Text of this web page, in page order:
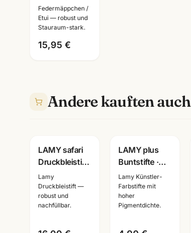
Cord · robust
& geräumig ·
Federmäppchen
für Schule
Federmäppchen /
Etui — robust und
Stauraum-stark.
15,95 €
Andere kauften auch
Gravur
LAMY safari
Druckbleistift ·
alle Farben +
Sondereditionen
· robust
nachfuellbar
Lamy
Druckbleistift —
robust und
nachfüllbar.
LAMY plus
Buntstifte ·
6er oder 12er
Set ·
hochpigmentiert
·
Lamy Künstler-
Farbstifte mit
hoher
Pigmentdichte.